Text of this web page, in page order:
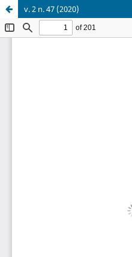
v. 2 n. 47 (2020)